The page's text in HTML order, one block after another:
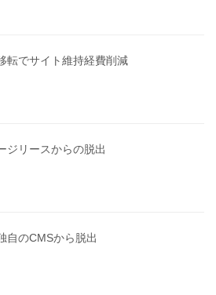
転でサイト維持経費削減
ジリースからの脱出
自のCMSから脱出